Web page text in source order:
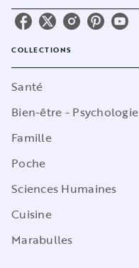
COLLECTIONS
Santé
Bien-être - Psychologie
Famille
Poche
Sciences Humaines
Cuisine
Marabulles